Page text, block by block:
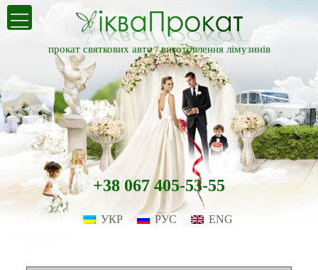
прокат святкових авто /виготовлення лімузинів
+38 067 405-53-55
УКР РУС ENG